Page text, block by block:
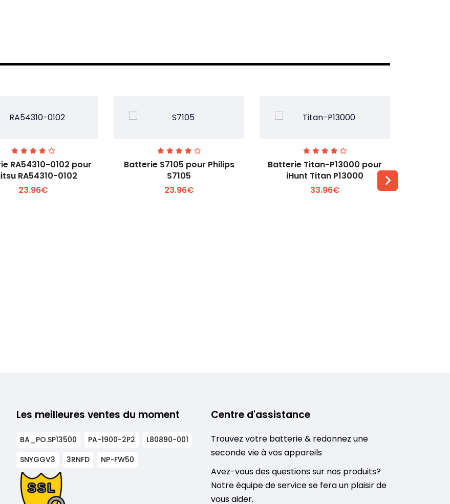
Voir plus +
RA54310-0102 pour
RA54310-0102
23.96€
Voir plus +
Batterie S7105 pour Philips
S7105
23.96€
Voir plus +
Batterie Titan-P13000 pour
iHunt Titan P13000
33.96€
Les meilleures ventes du moment
BA_PO.SP13500 PA-1900-2P2
L80890-001
SNYGGV3
3RNFD NP-FW50
Centre d'assistance
Trouvez votre batterie & redonnez une
seconde vie à vos appareils
Avez-vous des questions sur nos produits?
Notre équipe de service se fera un plaisir de
vous aider.